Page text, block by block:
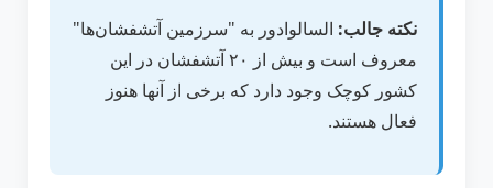
نکته جالب: السالوادور به "سرزمین آتشفشان‌ها"
معروف است و بیش از ۲۰ آتشفشان در این
کشور کوچک وجود دارد که برخی از آنها هنوز
فعال هستند.